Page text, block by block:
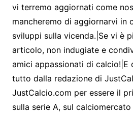
vi terremo aggiornati come
mancheremo di aggiornarvi in
sviluppi sulla vicenda.|Se vi è
articolo, non indugiate e
amici appassionati di calcio!|E
tutto dalla redazione di
JustCalcio.com per essere il
sulla serie A, sul